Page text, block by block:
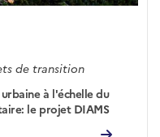
de transition
à l'échelle du
le projet DIAMS